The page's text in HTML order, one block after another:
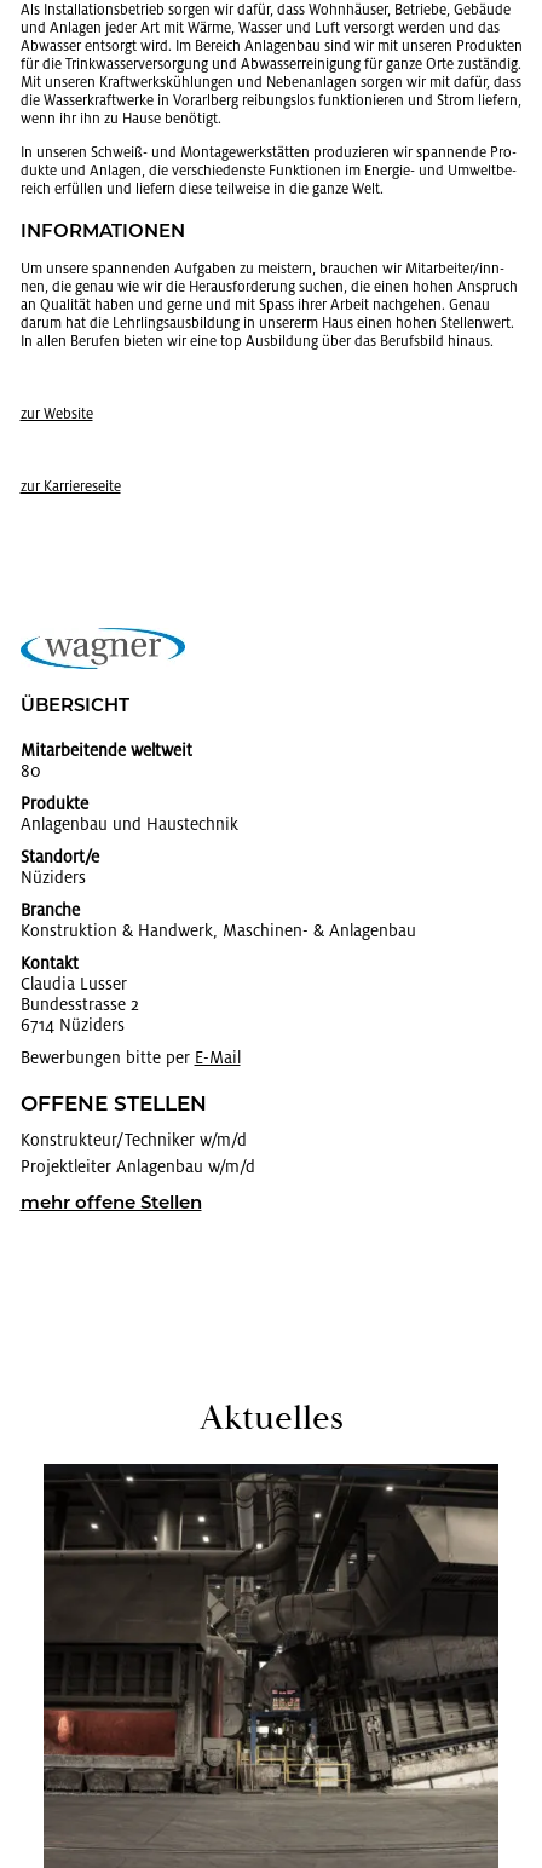
Als In­stal­la­ti­ons­be­trieb sor­gen wir dafür, dass Wohn­häu­ser, Be­trie­be, Ge­bäu­de
und An­la­gen jeder Art mit Wärme, Was­ser und Luft ver­sorgt wer­den und das
Ab­was­ser ent­sorgt wird. Im Be­reich An­la­gen­bau sind wir mit un­se­ren Pro­duk­ten
für die Trink­was­ser­ver­sor­gung und Ab­was­ser­rei­ni­gung für ganze Orte zu­stän­dig.
Mit un­se­ren Kraft­werks­küh­lun­gen und Ne­ben­an­la­gen sor­gen wir mit dafür, dass
die Was­ser­kraft­wer­ke in Vor­arl­berg rei­bungs­los funk­tio­nie­ren und Strom lie­fern,
wenn ihr ihn zu Hause be­nö­tigt.
In un­se­ren Schweiß- und Mon­ta­ge­werk­stät­ten pro­du­zie­ren wir span­nen­de Pro­
duk­te und An­la­gen, die ver­schie­dens­te Funk­tio­nen im En­er­gie- und Um­welt­be­
reich er­fül­len und lie­fern diese teil­wei­se in die ganze Welt.
IN­FOR­MA­TIO­NEN
Um un­se­re span­nen­den Auf­ga­ben zu meis­tern, brau­chen wir Mit­ar­bei­ter/inn­
nen, die genau wie wir die Her­aus­for­de­rung su­chen, die einen hohen An­spruch
an Qua­li­tät haben und gerne und mit Spass ihrer Ar­beit nach­ge­hen. Genau
darum hat die Lehr­lings­aus­bil­dung in un­ser­erm Haus einen hohen Stel­len­wert.
In allen Be­ru­fen bie­ten wir eine top Aus­bil­dung über das Be­rufs­bild hin­aus.
zur Web­site
zur Kar­rie­re­sei­te
ÜBER­SICHT
Mitarbeitende weltweit
80
Produkte
An­la­gen­bau und Haus­tech­nik
Standort/e
Nü­zi­ders
Branche
Kon­struk­ti­on & Hand­werk, Ma­schi­nen- & An­la­gen­bau
Kontakt
Clau­dia Lus­ser
Bun­des­stras­se 2
6714 Nü­zi­ders
Bewerbungen bitte per E-Mail
OF­FE­NE STEL­LEN
Kon­struk­teur/Tech­ni­ker w/m/d
Pro­jekt­lei­ter An­la­gen­bau w/m/d
mehr of­fe­ne Stel­len
Ak­tu­el­les